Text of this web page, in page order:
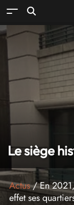
Le siège
Actus/ En 2021,
effet ses